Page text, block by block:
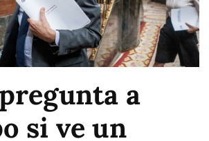
a
si ve un